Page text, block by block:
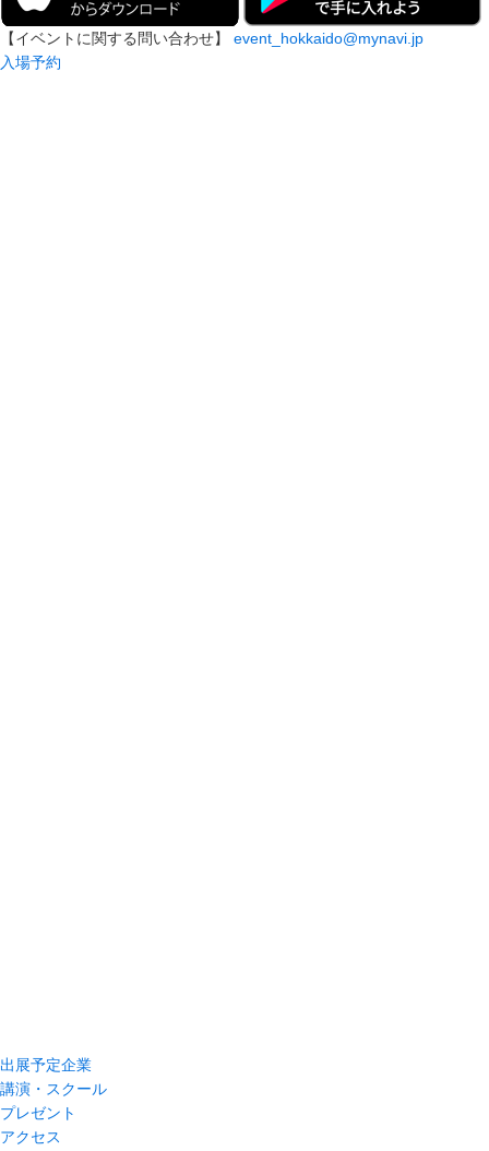
【イベントに関する問い合わせ】
event_hokkaido@mynavi.jp
入場予約
出展予定企業
講演・スクール
プレゼント
アクセス